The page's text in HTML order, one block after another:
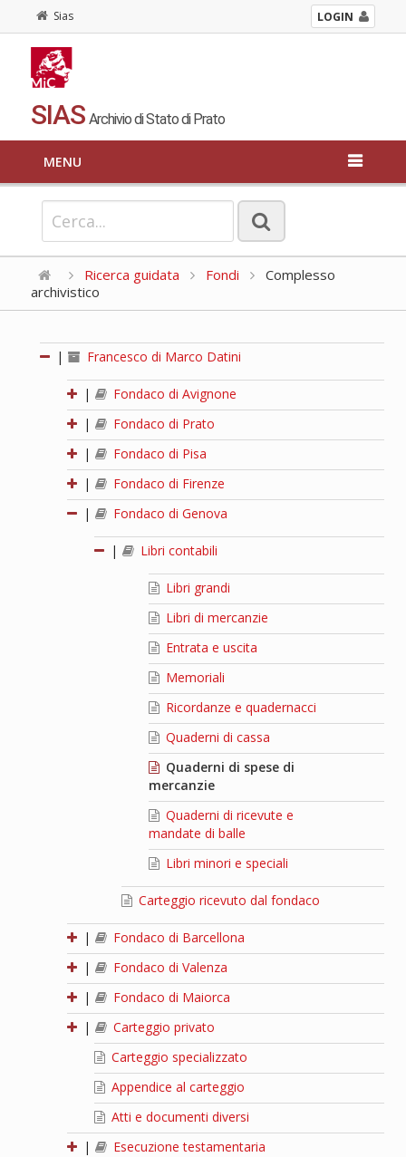
Sias LOGIN
SIAS Archivio di Stato di Prato
MENU
Ricerca guidata Fondi
Complesso
archivistico
| Francesco di Marco Datini
|
Fondaco di Avignone
|
Fondaco di Prato
|
Fondaco di Pisa
|
Fondaco di Firenze
|
Fondaco di Genova
| Libri contabili
Libri grandi
Libri di mercanzie
Entrata e uscita
Memoriali
Ricordanze e quadernacci
Quaderni di cassa
Quaderni di spese di
mercanzie
Quaderni di ricevute e
mandate di balle
Libri minori e speciali
Carteggio ricevuto dal fondaco
|
Fondaco di Barcellona
|
Fondaco di Valenza
|
Fondaco di Maiorca
|
Carteggio privato
Carteggio specializzato
Appendice al carteggio
Atti e documenti diversi
|
Esecuzione testamentaria